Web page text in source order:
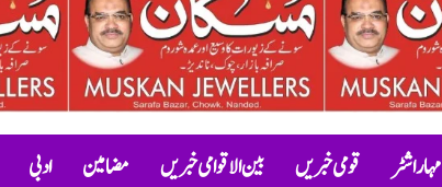
مہاراشٹر قومی خبریں بین الاقوامی خبریں مضامین ادبی